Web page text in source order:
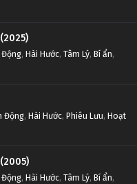
Động, Hài Hước, Tâm Lý, Bí ẩn,
Động, Hài Hước, Phiêu Lưu, Hoạt
Động, Hài Hước, Tâm Lý, Bí ẩn,